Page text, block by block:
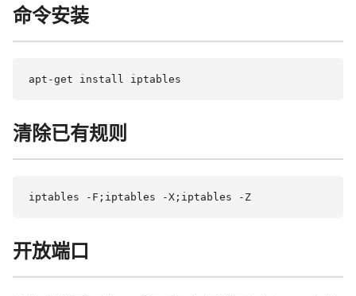
命令安装
清除已有规则
开放端口